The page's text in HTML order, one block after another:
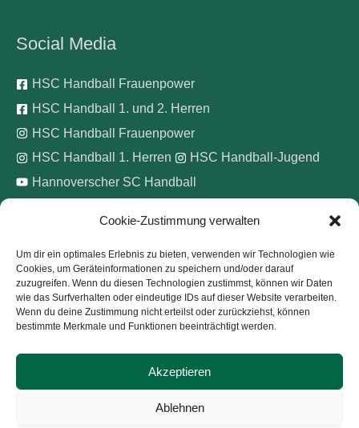
Cookie-Zustimmung verwalten
Um dir ein optimales Erlebnis zu bieten, verwenden wir Technologien wie
Cookies, um Geräteinformationen zu speichern und/oder darauf
zuzugreifen. Wenn du diesen Technologien zustimmst, können wir Daten
wie das Surfverhalten oder eindeutige IDs auf dieser Website verarbeiten.
Wenn du deine Zustimmung nicht erteilst oder zurückziehst, können
bestimmte Merkmale und Funktionen beeinträchtigt werden.
Akzeptieren
Ablehnen
Social Media
HSC Handball Frauenpower
HSC Handball 1. und 2. Herren
HSC Handball Frauenpower
HSC Handball 1. Herren
HSC Handball-Jugend
Hannoverscher SC Handball
Pinke Zitronen e.V.
Copyright © 2026Hannoverscher Sport-Club von 1893
e.V.